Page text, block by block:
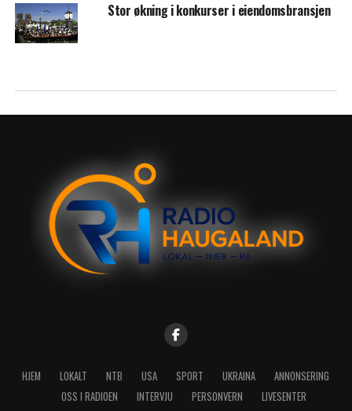
Stor økning i konkurser i eiendomsbransjen
HJEM LOKALT NTB USA SPORT UKRAINA
ANNONSERING
OSS I RADIOEN
INTERVJU PERSONVERN LIVESENTER